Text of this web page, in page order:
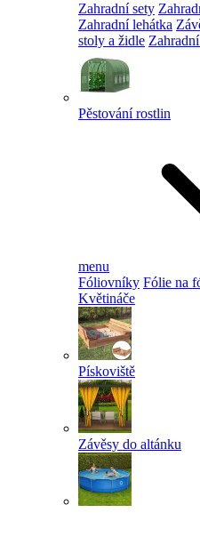
Zahradní sety
Zahradní lehátka
stoly a židle
Pěstování rostlin
menu
Fóliovníky Fólie na
Květináče
Pískoviště
Závěsy do altánku